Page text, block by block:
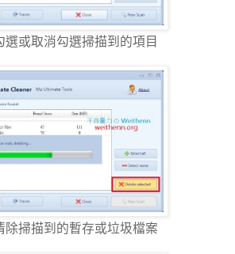
選或取消勾選掃描到的項目
除掃描到的暫存或垃圾檔案